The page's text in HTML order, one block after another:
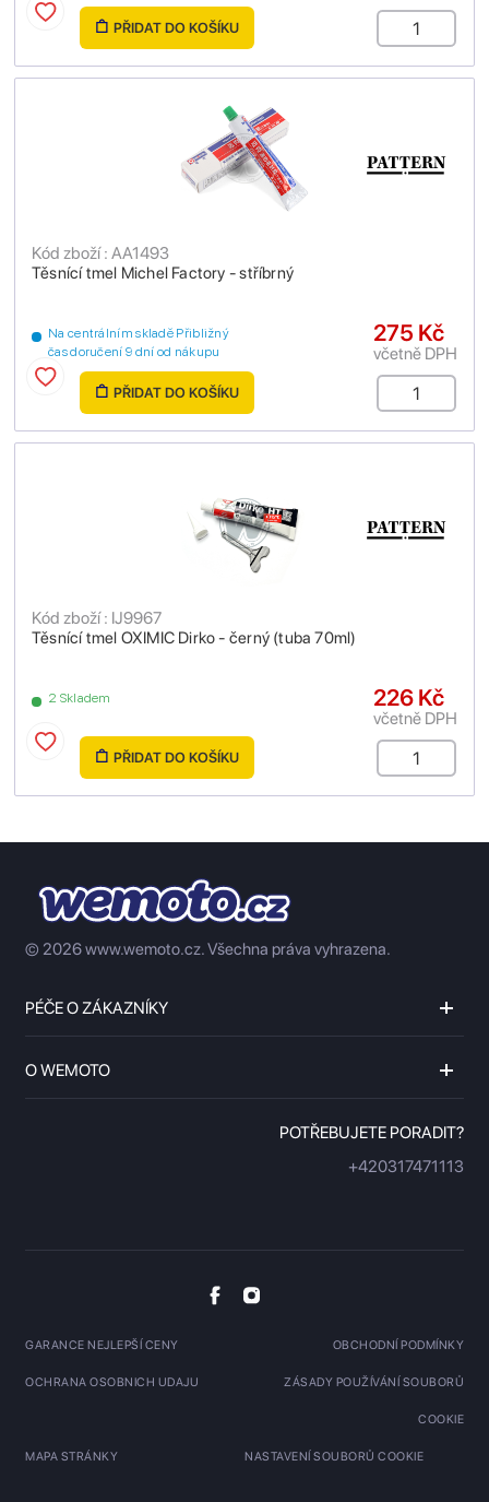
PŘIDAT DO KOŠÍKU
Těsnící tmel Michel Factory - stříbrný
Kód zboží : AA1493
Na centrálním skladě Přibližný
čas doručení 9 dní od nákupu
275 Kč
včetně DPH
PŘIDAT DO KOŠÍKU
Těsnící tmel OXIMIC Dirko - černý (tuba 70ml)
Kód zboží : IJ9967
2 Skladem 226 Kč
včetně DPH
PŘIDAT DO KOŠÍKU
© 2026 www.wemoto.cz.Všechna práva vyhrazena.
PÉČE O ZÁKAZNÍKY
O WEMOTO
POTŘEBUJETE PORADIT?
+420317471113
GARANCE NEJLEPŠÍ CENY OBCHODNÍ PODMÍNKY
OCHRANA OSOBNICH UDAJU ZÁSADY POUŽÍVÁNÍ SOUBORŮ
COOKIE
MAPA STRÁNKY NASTAVENÍ SOUBORŮ COOKIE